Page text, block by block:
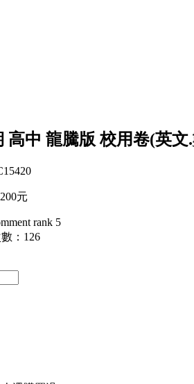
高中 龍騰版 校用卷(英
元
：126